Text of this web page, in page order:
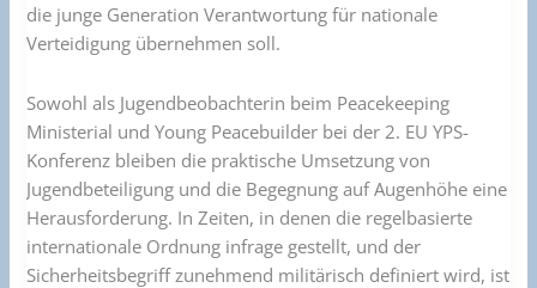
die junge Generation Verantwortung für nationale
Verteidigung übernehmen soll.
Sowohl als Jugendbeobachterin beim Peacekeeping
Ministerial und Young Peacebuilder bei der 2. EU YPS-
Konferenz bleiben die praktische Umsetzung von
Jugendbeteiligung und die Begegnung auf Augenhöhe eine
Herausforderung. In Zeiten, in denen die regelbasierte
internationale Ordnung infrage gestellt, und der
Sicherheitsbegriff zunehmend militärisch definiert wird, ist